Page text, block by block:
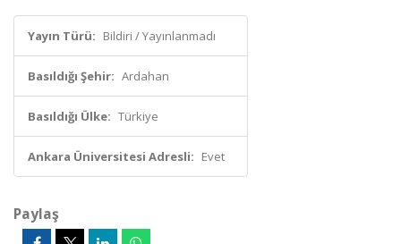
Yayın Türü: Bildiri / Yayınlanmadı
Basıldığı Şehir: Ardahan
Basıldığı Ülke: Türkiye
Ankara Üniversitesi Adresli: Evet
Paylaş